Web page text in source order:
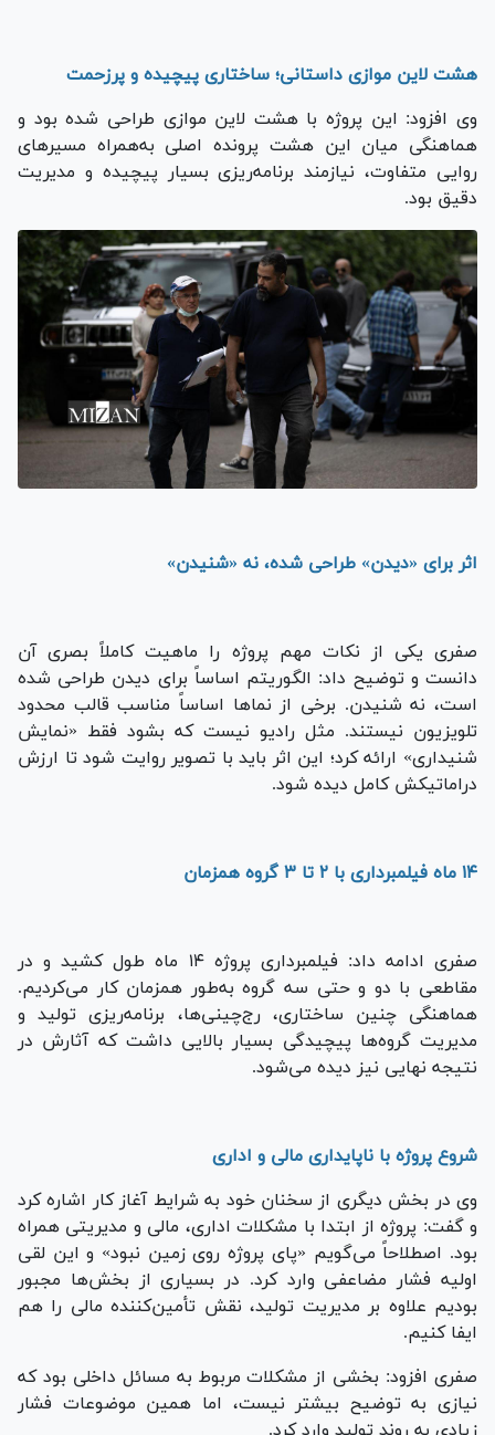
هشت لاین موازی داستانی؛ ساختاری پیچیده و پرزحمت
وی افزود: این پروژه با هشت لاین موازی طراحی شده بود و
هماهنگی میان این هشت پرونده اصلی به‌همراه مسیرهای
روایی متفاوت، نیازمند برنامه‌ریزی بسیار پیچیده و مدیریت
دقیق بود.
اثر برای «دیدن» طراحی شده، نه «شنیدن»
صفری یکی از نکات مهم پروژه را ماهیت کاملاً بصری آن
دانست و توضیح داد: الگوریتم اساساً برای دیدن طراحی شده
است، نه شنیدن. برخی از نماها اساساً مناسب قالب محدود
تلویزیون نیستند. مثل رادیو نیست که بشود فقط «نمایش
شنیداری» ارائه کرد؛ این اثر باید با تصویر روایت شود تا ارزش
دراماتیکش کامل دیده شود.
۱۴ ماه فیلمبرداری با ۲ تا ۳ گروه همزمان
صفری ادامه داد: فیلمبرداری پروژه ۱۴ ماه طول کشید و در
مقاطعی با دو و حتی سه گروه به‌طور همزمان کار می‌کردیم.
هماهنگی چنین ساختاری، رج‌چینی‌ها، برنامه‌ریزی تولید و
مدیریت گروه‌ها پیچیدگی بسیار بالایی داشت که آثارش در
نتیجه نهایی نیز دیده می‌شود.
شروع پروژه با ناپایداری مالی و اداری
وی در بخش دیگری از سخنان خود به شرایط آغاز کار اشاره کرد
و گفت: پروژه از ابتدا با مشکلات اداری، مالی و مدیریتی همراه
بود. اصطلاحاً می‌گویم «پای پروژه روی زمین نبود» و این لقی
اولیه فشار مضاعفی وارد کرد. در بسیاری از بخش‌ها مجبور
بودیم علاوه بر مدیریت تولید، نقش تأمین‌کننده مالی را هم
ایفا کنیم.
صفری افزود: بخشی از مشکلات مربوط به مسائل داخلی بود که
نیازی به توضیح بیشتر نیست، اما همین موضوعات فشار
زیادی به روند تولید وارد کرد.